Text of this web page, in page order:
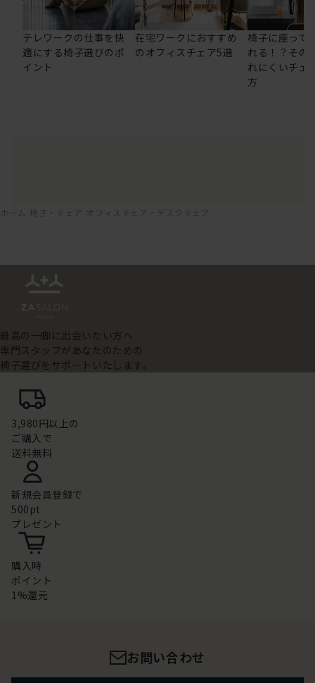
テレワークの仕事を快
適にする椅子選びのポ
イント
在宅ワークにおすすめ
のオフィスチェア5選
椅子に座って
れる！？その
れにくいチェ
方
ホーム 椅子・チェア オフィスチェア・デスクチェア
最高の一脚に出会いたい方へ
専門スタッフがあなたのための
椅子選びをサポートいたします。
3,980円以上の
ご購入で
送料無料
新規会員登録で
500pt
プレゼント
購入時
ポイント
1%還元
お問い合わせ